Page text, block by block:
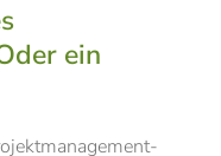
ein